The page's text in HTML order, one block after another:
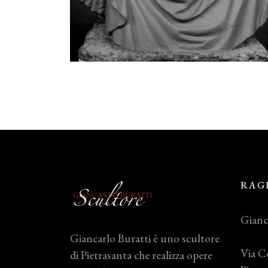
Giancarlo Buratti è uno scultore
di Pietrasanta che realizza opere
Via